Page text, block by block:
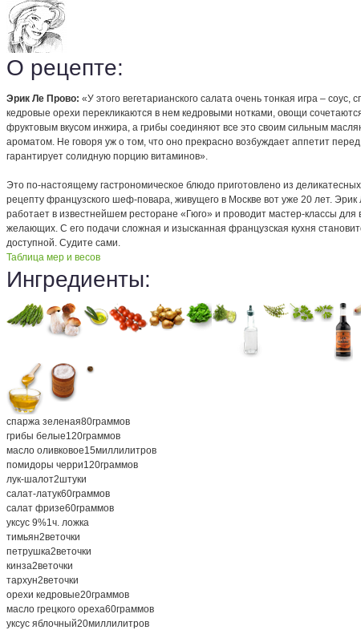
О рецепте:
Эрик Ле Прово: «У этого вегетарианского салата очень тонкая игра – соус,
кедровые орехи перекликаются в нем кедровыми нотками, овощи
фруктовым вкусом инжира, а грибы соединяют все это своим сильным
ароматом. Не говоря уж о том, что оно прекрасно возбуждает аппетит
гарантирует солидную порцию витаминов».
Это по-настоящему гастрономическое блюдо приготовлено из
рецепту французского шеф-повара, живущего в Москве вот уже 20 лет.
работает в известнейшем ресторане «Гюго» и проводит мастер-классы для
желающих. С его подачи сложная и изысканная французская кухня
доступной. Судите сами.
Таблица мер и весов
Ингредиенты:
спаржа зеленая80граммов
грибы белые120граммов
масло оливковое15миллилитров
помидоры черри120граммов
лук-шалот2штуки
салат-латук60граммов
салат фризе60граммов
уксус 9%1ч. ложка
тимьян2веточки
петрушка2веточки
кинза2веточки
тархун2веточки
орехи кедровые20граммов
масло грецкого ореха60граммов
уксус яблочный20миллилитров